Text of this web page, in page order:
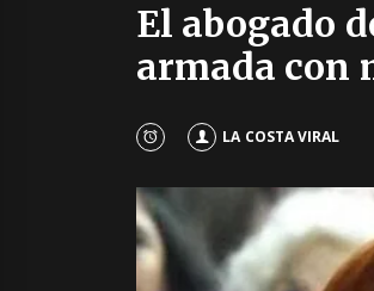
El abogado
armada con
LA COSTA VIRAL